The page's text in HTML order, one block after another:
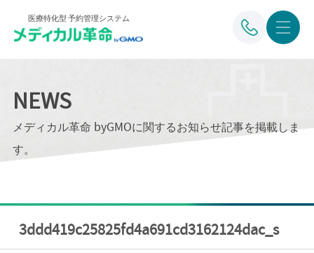
医療特化型 予約管理システム
NEWS
メディカル革命 byGMOに関するお知らせ記事を掲載しま
す。
3ddd419c25825fd4a691cd3162124dac_s